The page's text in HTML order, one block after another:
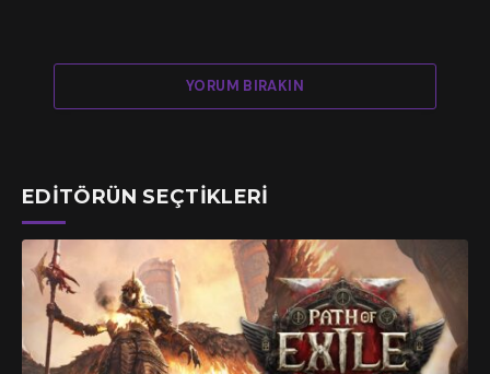
YORUM BIRAKIN
EDITÖRÜN SEÇTIKLERI